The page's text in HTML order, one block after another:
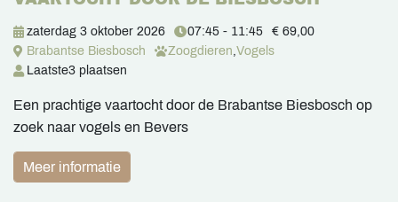
zaterdag 3 oktober 2026 07:45 - 11:45
€ 69,00
Brabantse Biesbosch
Zoogdieren,Vogels
Laatste3 plaatsen
Een prachtige vaartocht door de Brabantse Biesbosch op
zoek naar vogels en Bevers
Meer informatie